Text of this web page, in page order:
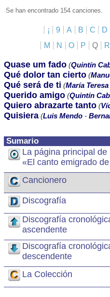
Se han encontrado 154 canciones.
¡ 9 A B C D
M
N O P Q R
Sumario
La página principal de
«El canto emigrado
Cancionero
Discografía
Discografía
ascendente
Discografía
descendente
La Colección
Quase um fado (Quintín
Qué dolor tan cierto (
Qué será de ti (María
Querido amigo (Quintín
Quiero abrazarte tanto (
Quisiera (Luis Mendo -